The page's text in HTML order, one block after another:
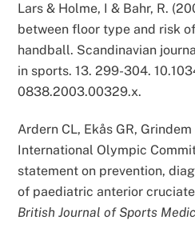
Lars & Holme, I & Bahr, R.
between floor type and risk
handball. Scandinavian
in sports. 13. 299-304.
0838.2003.00329.x.
Ardern CL, Ekås GR, Grindem
International Olympic
statement on prevention,
of paediatric anterior
British Journal of Sports